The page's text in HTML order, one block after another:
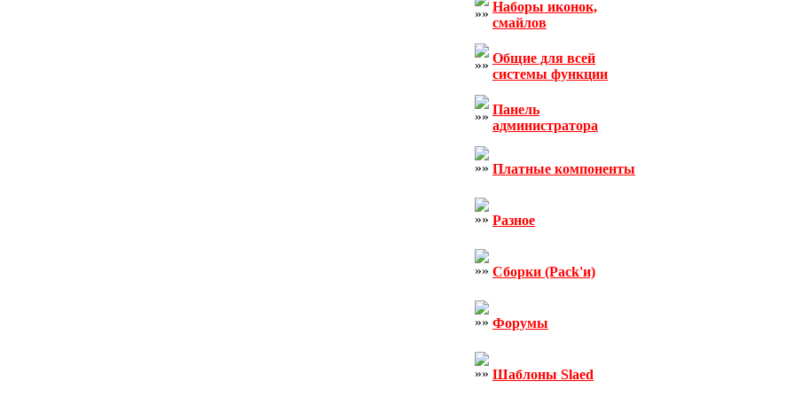
Наборы иконок,
смайлов
Общие для всей
системы функции
Панель
администратора
Платные компоненты
Разное
Сборки (Pack'и)
Форумы
Шаблоны Slaed